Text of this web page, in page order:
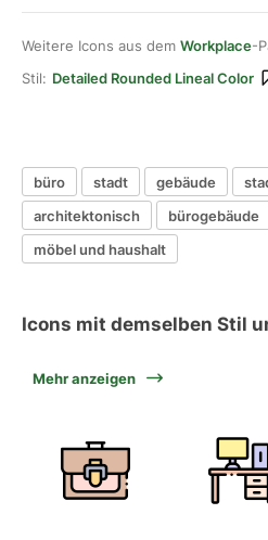
Weitere Icons aus dem Workplace-
Stil: Detailed Rounded Lineal Color
büro stadt gebäude
architektonisch
bürogebäude
möbel und haushalt
Icons mit demselben Stil
Mehr anzeigen